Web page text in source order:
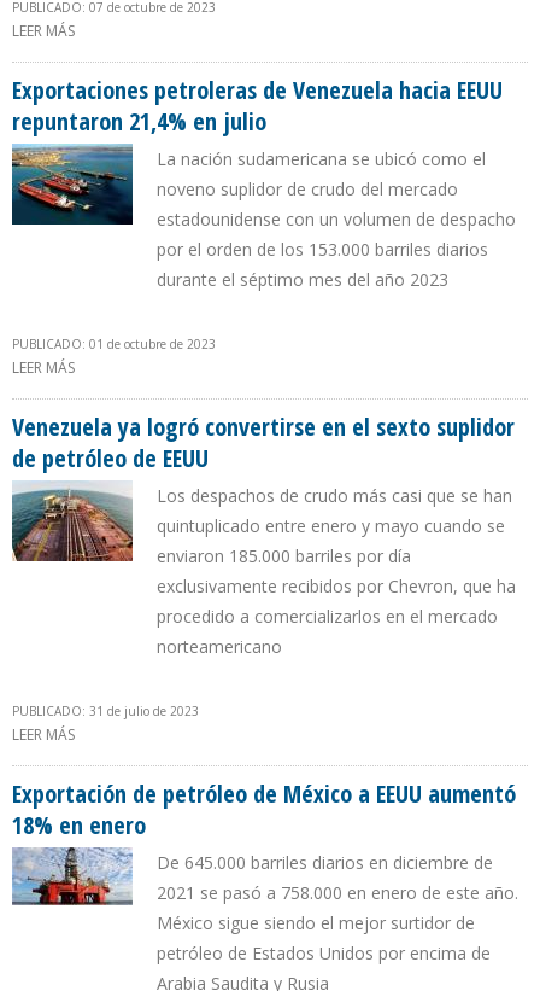
PUBLICADO: 07 de octubre de 2023
LEER MÁS
Exportaciones petroleras de Venezuela hacia EEUU
repuntaron 21,4% en julio
La nación sudamericana se ubicó como el
noveno suplidor de crudo del mercado
estadounidense con un volumen de despacho
por el orden de los 153.000 barriles diarios
durante el séptimo mes del año 2023
PUBLICADO: 01 de octubre de 2023
LEER MÁS
Venezuela ya logró convertirse en el sexto suplidor
de petróleo de EEUU
Los despachos de crudo más casi que se han
quintuplicado entre enero y mayo cuando se
enviaron 185.000 barriles por día
exclusivamente recibidos por Chevron, que ha
procedido a comercializarlos en el mercado
norteamericano
PUBLICADO: 31 de julio de 2023
LEER MÁS
Exportación de petróleo de México a EEUU aumentó
18% en enero
De 645.000 barriles diarios en diciembre de
2021 se pasó a 758.000 en enero de este año.
México sigue siendo el mejor surtidor de
petróleo de Estados Unidos por encima de
Arabia Saudita y Rusia